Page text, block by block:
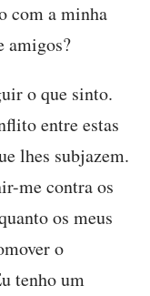
com a minha
amigos?
o que sinto.
entre estas
lhes subjazem.
me contra os
os meus
o
tenho um